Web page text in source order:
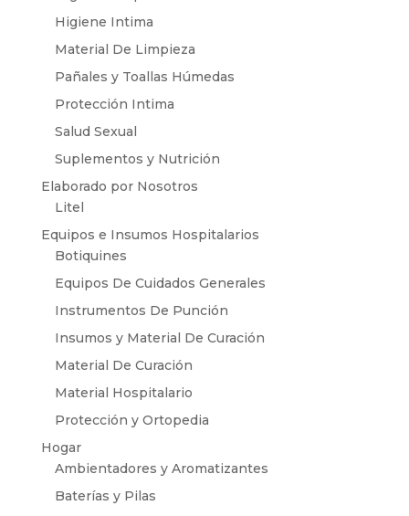
Higiene Intima
Material De Limpieza
Pañales y Toallas Húmedas
Protección Intima
Salud Sexual
Suplementos y Nutrición
Elaborado por Nosotros
Litel
Equipos e Insumos Hospitalarios
Botiquines
Equipos De Cuidados Generales
Instrumentos De Punción
Insumos y Material De Curación
Material De Curación
Material Hospitalario
Protección y Ortopedia
Hogar
Ambientadores y Aromatizantes
Baterías y Pilas